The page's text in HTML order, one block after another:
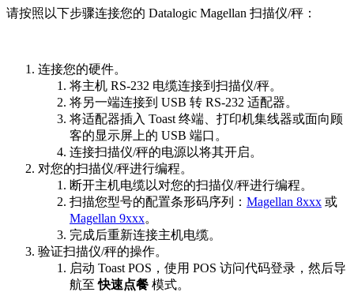
请按照以下步骤连接您的 Datalogic Magellan 扫描仪/秤：
连接您的硬件。
将主机 RS-232 电缆连接到扫描仪/秤。
将另一端连接到 USB 转 RS-232 适配器。
将适配器插入 Toast 终端、打印机集线器或面向顾
客的显示屏上的 USB 端口。
连接扫描仪/秤的电源以将其开启。
对您的扫描仪/秤进行编程。
断开主机电缆以对您的扫描仪/秤进行编程。
扫描您型号的配置条形码序列： Magellan 8xxx 或
Magellan 9xxx。
完成后重新连接主机电缆。
验证扫描仪/秤的操作。
启动 Toast POS，使用 POS 访问代码登录，然后导
航至快速点餐 模式。